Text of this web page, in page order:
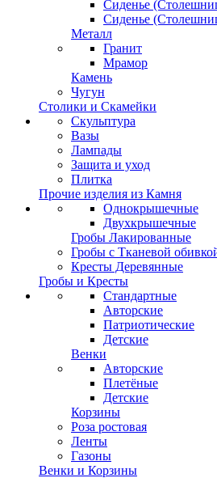
Сиденье
Сиденье
Металл
Гранит
Мрамор
Камень
Чугун
Столики и Скамейки
Скульптура
Вазы
Лампады
Защита и уход
Плитка
Прочие изделия из Камня
Однокрышечные
Двухкрышечные
Гробы Лакированные
Гробы с Тканевой
Кресты Деревянные
Гробы и Кресты
Стандартные
Авторские
Патриотические
Детские
Венки
Авторские
Плетёные
Детские
Корзины
Роза ростовая
Ленты
Газоны
Венки и Корзины